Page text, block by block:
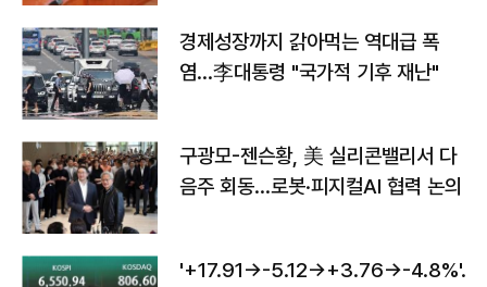
경제성장까지 갉아먹는 역대급 폭
염…李대통령 "국가적 기후 재난"
구광모-젠슨황, 美 실리콘밸리서 다
음주 회동…로봇·피지컬AI 협력 논의
'+17.91→-5.12→+3.76→-4.8%'…'